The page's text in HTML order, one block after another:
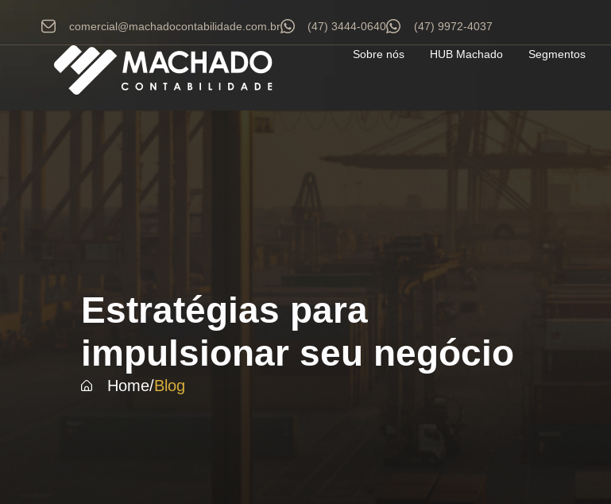
comercial@machadocontabilidade.com.br (47) 3444-0640 (47) 9972-4037
Sobre nós HUB Machado Segmentos
Estratégias para
impulsionar seu negócio
Home/Blog